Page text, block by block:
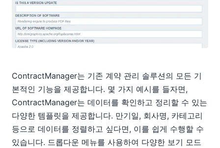
ContractManager는 기존 계약 관리 솔루션의 모든 기
본적인 기능을 제공합니다. 몇 가지 예시를 들자면,
ContractManager는 데이터를 확인하고 정리할 수 있는
다양한 템플릿을 제공합니다. 만기일, 회사명, 카테고리
등으로 데이터를 정렬하고 싶다면, 이를 쉽게 수행할 수
있습니다. 드롭다운 메뉴를 사용하여 다양한 보기 모드